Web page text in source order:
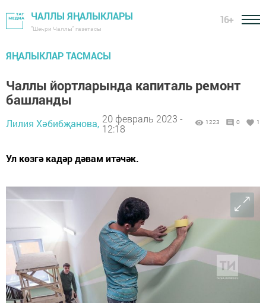
ЧАЛЛЫ ЯҢАЛЫКЛАРЫ
"Шәһри Чаллы" газетасы
16+
ЯҢАЛЫКЛАР ТАСМАСЫ
Чаллы йортларында капиталь ремонт
башланды
Лилия Хәбибҗанова, 20 февраль 2023 -
12:18
1223 0 1
Ул көзгә кадәр дәвам итәчәк.